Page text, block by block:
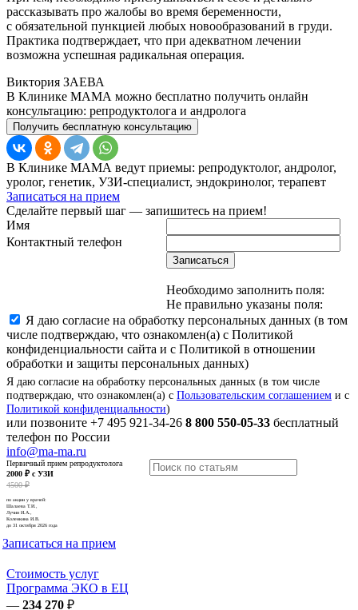
рассказывать про жалобы во время беременности,
с обязательной пункцией любых новообразований в груди.
Практика подтверждает, что при адекватном лечении
возможна успешная радикальная операция.
Виктория ЗАЕВА
В Клинике МАМА можно бесплатно получить онлайн
консультацию: репродуктолога и андролога
Получить бесплатную консультацию
В Клинике МАМА ведут приемы: репродуктолог, андролог,
уролог, генетик, УЗИ-специалист, эндокринолог, терапевт
Записаться на прием
Сделайте первый шаг — запишитесь на прием!
Имя
Контактный телефон
Записаться
Необходимо заполнить поля:
Не правильно указаны поля:
Я даю согласие на обработку персональных данных (в том
числе подтверждаю, что ознакомлен(а) с Политикой
конфиденциальности сайта и с Политикой в отношении
обработки и защиты персональных данных)
Я даю согласие на обработку персональных данных (в том числе
подтверждаю, что ознакомлен(а) с Пользовательским соглашением и с
Политикой конфиденциальности)
или позвоните +7 495 921-34-26 8 800 550-05-33 бесплатный
телефон по России
info@ma-ma.ru
Первичный прием репродуктолога
2000 ₽ с УЗИ
4500 ₽
по акции у врачей:
Шалаева Т.И.,
Лучин И.А.,
Коленкина И.В.
до 31 октября 2026 года
Записаться на прием
Стоимость услуг
Программа ЭКО в ЕЦ
— 234 270 ₽